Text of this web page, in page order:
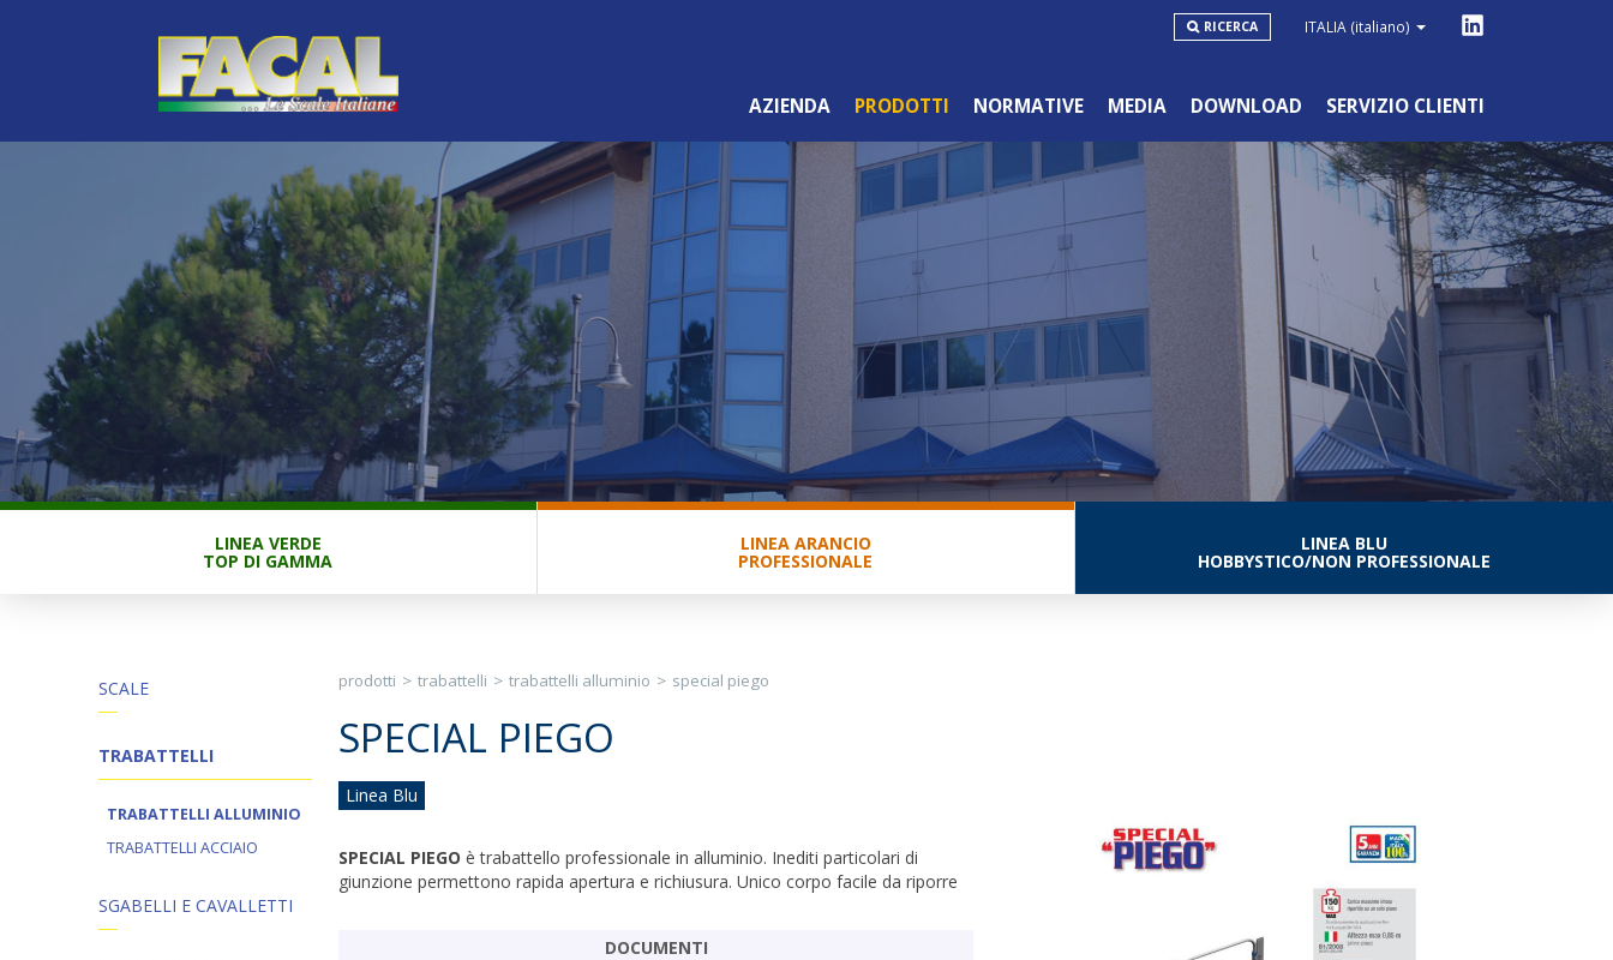
ITALIA (italiano)
RICERCA
AZIENDA PRODOTTI NORMATIVE MEDIA DOWNLOAD SERVIZIO CLIENTI
LINEA VERDE
TOP DI GAMMA
LINEA ARANCIO
PROFESSIONALE
LINEA BLU
HOBBYSTICO/NON PROFESSIONALE
SCALE
TRABATTELLI
TRABATTELLI ALLUMINIO
TRABATTELLI ACCIAIO
SGABELLI E CAVALLETTI
prodotti > trabattelli > trabattelli alluminio > special piego
SPECIAL PIEGO
Linea Blu
SPECIAL PIEGO è trabattello professionale in alluminio. Inediti particolari di
giunzione permettono rapida apertura e richiusura. Unico corpo facile da riporre
DOCUMENTI
PROFESSIONALE HOBBYSTICO/NON PROFESSIONALE